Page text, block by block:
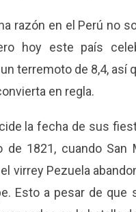
razón en el Perú no
hoy este país
terremoto de 8,4,
en regla.
la fecha de sus
de 1821, cuando San
el virrey Pezuela
Esto a pesar de